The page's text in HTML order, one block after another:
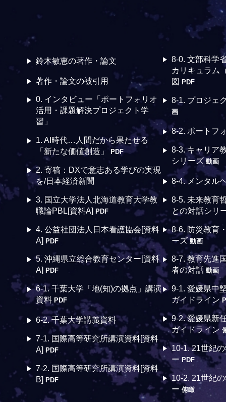
m
鈴木敏恵の著作・論文
著作・論文の被引用
0. インタビュー「ポートフォリオ
活用・課題解決プロジェクト学
習」
1. AI時代…人間だから果たせる
「新たな価値創造」PDF
2. 寄稿：DXで意志ある学びの実現
を/日本経済新聞
3. 国立大学法人北海道教育大学教
職論PBL[資料A]PDF
4. 公益社団法人日本看護協会[資料
A]PDF
5. 沖縄県立総合教育センター[資料
A]PDF
6-1. 千葉大学「地(知)の拠点」講演
資料PDF
6-2. 千葉大学講義資料
7-1. 国際高等研究所講演資料[資料
A]PDF
7-2. 国際高等研究所講演資料[資料
B]PDF
8-0. 文部科学
カリキュラム
図PDF
8-1. プロジェ
画
8-2. ポートフ
8-3. キャリア
シリーズ動画
8-4. メンタル
8-5. 未来教育
との対話シリ
8-6. 防災教育
ーズ動画
8-7. 教育先進
者の対話動画
9-1. 愛媛県中
ガイドライン
9-2. 愛媛県新
ガイドライン
10-1. 21世紀
ーPDF
10-2. 21世紀
ー俯瞰